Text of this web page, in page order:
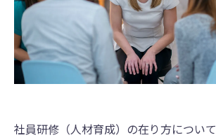
社員研修（人材育成）の在り方について